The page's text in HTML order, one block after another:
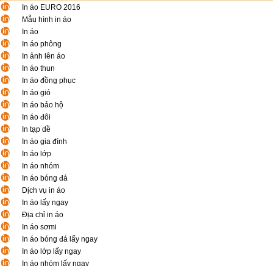
In áo EURO 2016
Mẫu hình in áo
In áo
In áo phông
In ảnh lên áo
In áo thun
In áo đồng phục
In áo gió
In áo bảo hộ
In áo đôi
In tạp dề
In áo gia đình
In áo lớp
In áo nhóm
In áo bóng đá
Dịch vụ in áo
In áo lấy ngay
Địa chỉ in áo
In áo sơmi
In áo bóng đá lấy ngay
In áo lớp lấy ngay
In áo nhóm lấy ngay